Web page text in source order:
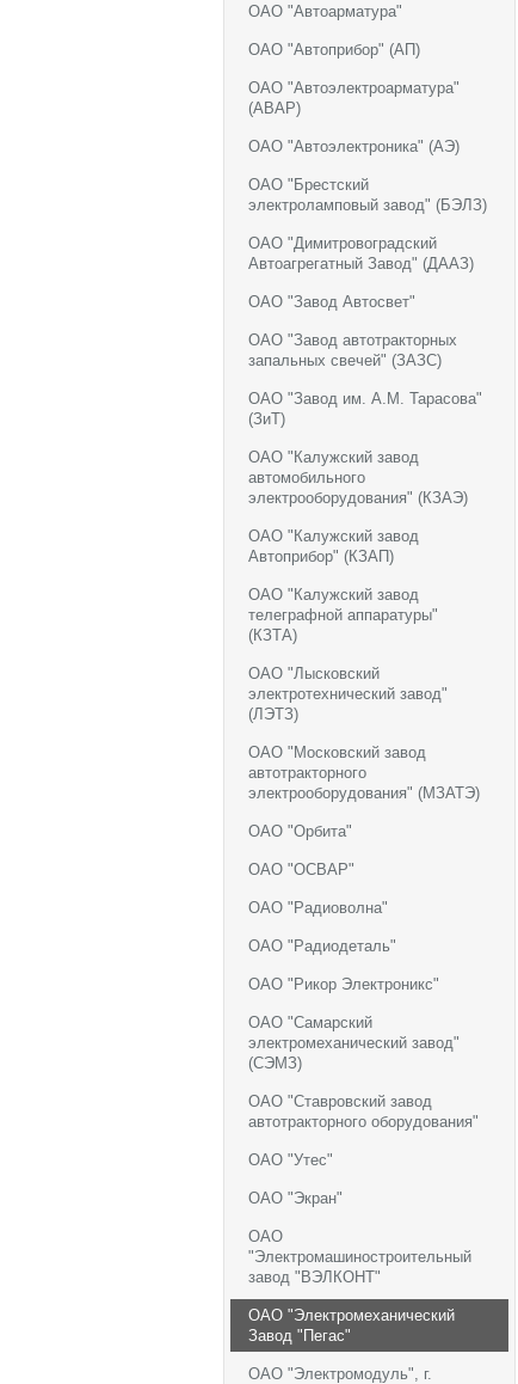
ОАО "Автоарматура"
ОАО "Автоприбор" (АП)
ОАО "Автоэлектроарматура"
(АВАР)
ОАО "Автоэлектроника" (АЭ)
ОАО "Брестский
электроламповый завод" (БЭЛЗ)
ОАО "Димитровоградский
Автоагрегатный Завод" (ДААЗ)
ОАО "Завод Автосвет"
ОАО "Завод автотракторных
запальных свечей" (ЗАЗС)
ОАО "Завод им. А.М. Тарасова"
(ЗиТ)
ОАО "Калужский завод
автомобильного
электрооборудования" (КЗАЭ)
ОАО "Калужский завод
Автоприбор" (КЗАП)
ОАО "Калужский завод
телеграфной аппаратуры"
(КЗТА)
ОАО "Лысковский
электротехнический завод"
(ЛЭТЗ)
ОАО "Московский завод
автотракторного
электрооборудования" (МЗАТЭ)
ОАО "Орбита"
ОАО "ОСВАР"
ОАО "Радиоволна"
ОАО "Радиодеталь"
ОАО "Рикор Электроникс"
ОАО "Самарский
электромеханический завод"
(СЭМЗ)
ОАО "Ставровский завод
автотракторного оборудования"
ОАО "Утес"
ОАО "Экран"
ОАО
"Электромашиностроительный
завод "ВЭЛКОНТ"
ОАО "Электромеханический
Завод "Пегас"
ОАО "Электромодуль", г.